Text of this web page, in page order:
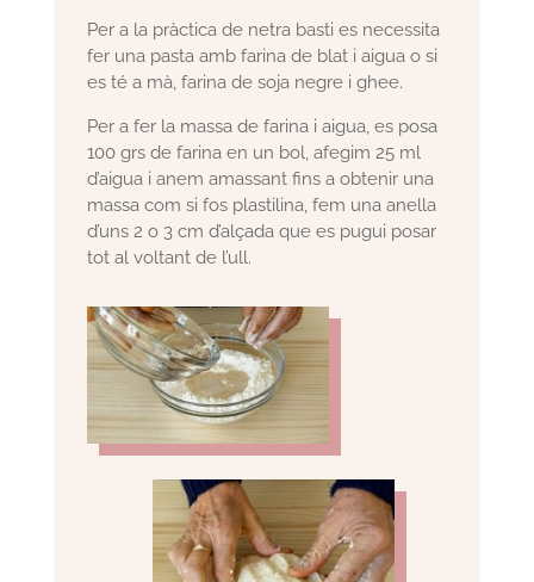
Per a la pràctica de netra basti es necessita
fer una pasta amb farina de blat i aigua o si
es té a mà, farina de soja negre i ghee.
Per a fer la massa de farina i aigua, es posa
100 grs de farina en un bol, afegim 25 ml
d’aigua i anem amassant fins a obtenir una
massa com si fos plastilina, fem una anella
d’uns 2 o 3 cm d’alçada que es pugui posar
tot al voltant de l’ull.